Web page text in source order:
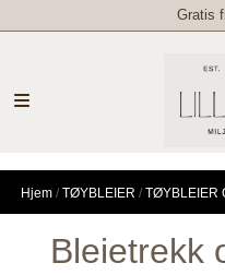
Gratis
Hjem / TØYBLEIER / TØYBLEIER
Bleietrekk